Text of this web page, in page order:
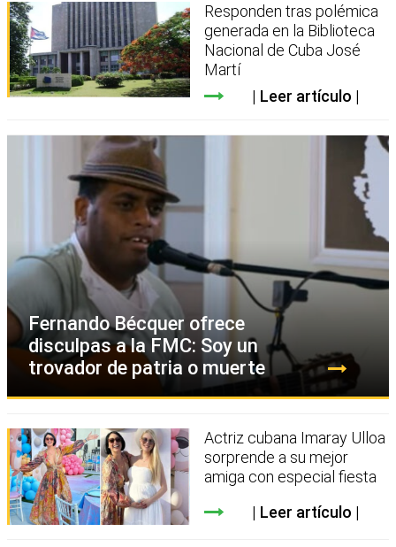
Responden tras polémica
generada en la Biblioteca
Nacional de Cuba José
Martí
Leer artículo
Fernando Bécquer ofrece
disculpas a la FMC: Soy un
trovador de patria o muerte
Actriz cubana Imaray Ulloa
sorprende a su mejor
amiga con especial fiesta
Leer artículo